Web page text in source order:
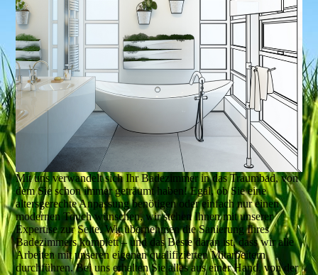
Mit uns verwandelt sich Ihr Badezimmer in das Traumbad, von
dem Sie schon immer geträumt haben! Egal, ob Sie eine
altersgerechte Anpassung benötigen oder einfach nur einen
modernen Touch wünschen, wir stehen Ihnen mit unserer
Expertise zur Seite. Wir übernehmen die Sanierung Ihres
Badezimmers komplett – und das Beste daran ist, dass wir alle
Arbeiten mit unseren eigenen qualifizierten Mitarbeitern
durchführen. Bei uns erhalten Sie alles aus einer Hand, von der